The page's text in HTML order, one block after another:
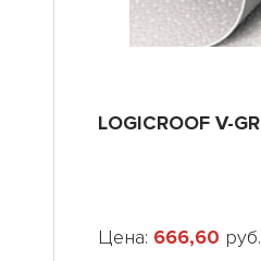
LOGICROOF V-
Цена: 666,60